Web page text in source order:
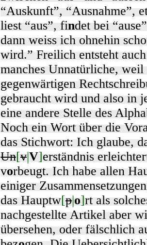
“Auskunft”, “Ausnahme”,
liest “aus”, findet bei
dann weiss ich ohnehin
wird.” Freilich entsteht
manches Unnatürliche, weil
gegenwärtigen
gebraucht wird und also in
eine andere Stelle des
Noch ein Wort über die
das Stichwort: Ich glaube,
Un[v|V]erständnis
vorbeugt. Ich habe allen
einiger
das Hauptw[p|o]rt als
nachgestellte Artikel aber
übersehen, oder fälschlich